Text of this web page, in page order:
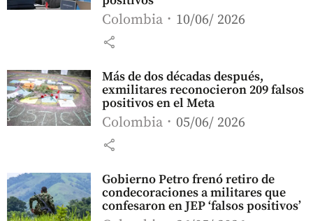
Colombia 10/06/ 2026
share
Más de dos décadas después,
exmilitares reconocieron 209 falsos
positivos en el Meta
Colombia 05/06/ 2026
share
Gobierno Petro frenó retiro de
condecoraciones a militares que
confesaron en JEP ‘falsos positivos’